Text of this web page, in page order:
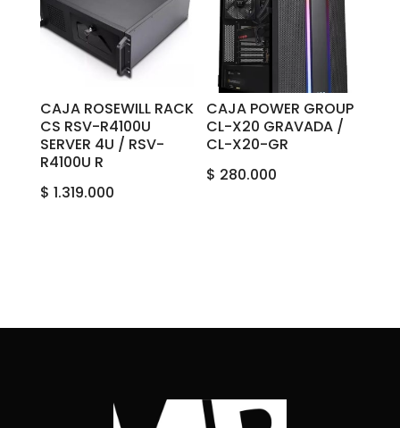
CAJA ROSEWILL RACK
CS RSV-R4100U
SERVER 4U / RSV-
R4100U R
$ 1.319.000
CAJA POWER GROUP
CL-X20 GRAVADA /
CL-X20-GR
$ 280.000